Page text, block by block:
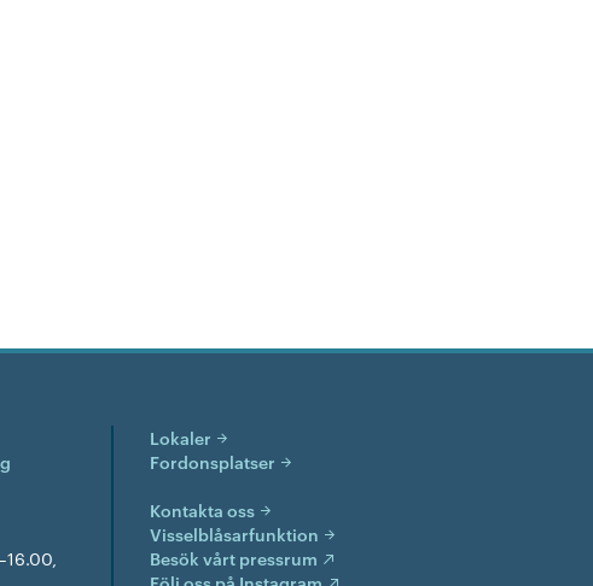
Lokaler
Fordonsplatser
Kontakta oss
Visselblåsarfunktion
Besök vårt pressrum